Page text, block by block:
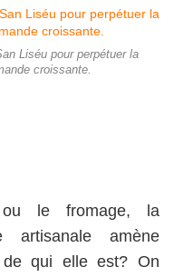
Liséu pour perpétuer la
croissante.
le fromage, la
artisanale amène
de qui elle est? On